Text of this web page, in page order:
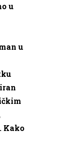
u
u
Kako